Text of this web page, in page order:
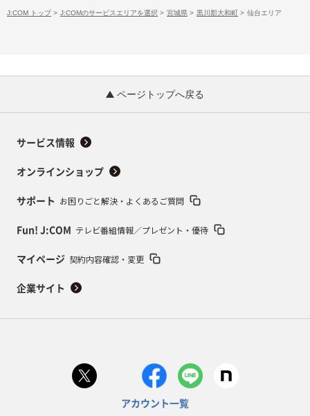
J:COM トップ > J:COMのサービスエリアを選択 > 宮城県 > 黒川郡大和町 > 仙台エリア
ページトップへ戻る
サービス情報
オンラインショップ
サポート お困りごと解決・よくあるご質問
Fun! J:COM テレビ番組情報／プレゼント・優待
マイページ 契約内容確認・変更
企業サイト
アカウント一覧